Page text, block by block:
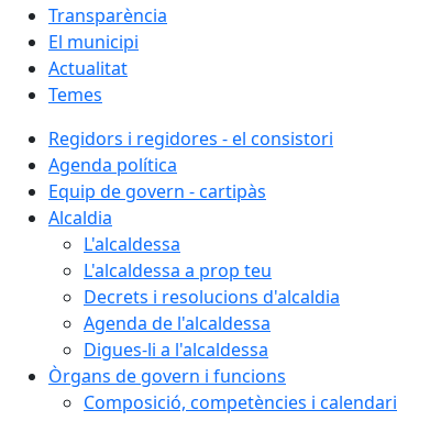
Transparència
El municipi
Actualitat
Temes
Regidors i regidores - el consistori
Agenda política
Equip de govern - cartipàs
Alcaldia
L'alcaldessa
L'alcaldessa a prop teu
Decrets i resolucions d'alcaldia
Agenda de l'alcaldessa
Digues-li a l'alcaldessa
Òrgans de govern i funcions
Composició, competències i calendari